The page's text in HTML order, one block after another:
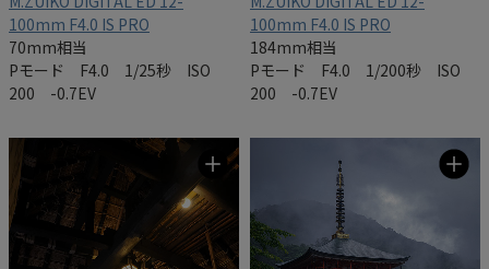
100mm F4.0 IS PRO
70mm相当
Pモード F4.0 1/25秒 ISO
200 -0.7EV
100mm F4.0 IS PRO
184mm相当
Pモード F4.0 1/200秒 ISO
200 -0.7EV